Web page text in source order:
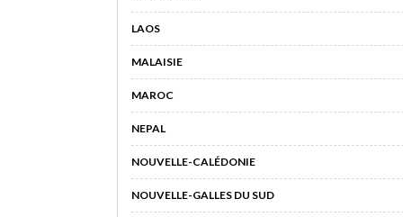
LAOS
MALAISIE
MAROC
NEPAL
NOUVELLE-CALÉDONIE
NOUVELLE-GALLES DU SUD